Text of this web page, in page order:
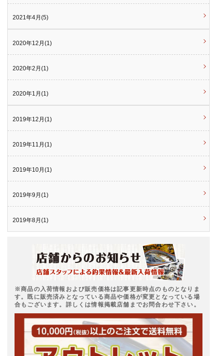
2021年4月(5)
2020年12月(1)
2020年2月(1)
2020年1月(1)
2019年12月(1)
2019年11月(1)
2019年10月(1)
2019年9月(1)
2019年8月(1)
※商品の入荷情報および販売価格は記事更新時点のものとなりま
す。既に販売済みとなっている商品や価格が変更となっている場
合もございます。詳しくは情報掲載店舗までお問合わせ下さい。